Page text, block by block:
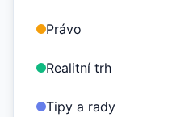
Právo
Realitní trh
Tipy a rady